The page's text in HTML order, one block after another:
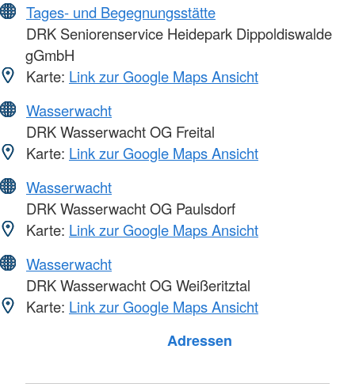
Tages- und Begegnungsstätte
DRK Seniorenservice Heidepark Dippoldiswalde
gGmbH
Karte: Link zur Google Maps Ansicht
Wasserwacht
DRK Wasserwacht OG Freital
Karte: Link zur Google Maps Ansicht
Wasserwacht
DRK Wasserwacht OG Paulsdorf
Karte: Link zur Google Maps Ansicht
Wasserwacht
DRK Wasserwacht OG Weißeritztal
Karte: Link zur Google Maps Ansicht
Adressen